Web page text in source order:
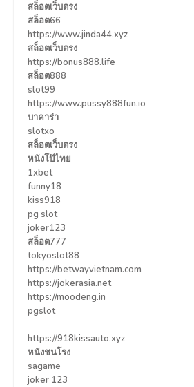
สล็อตเว็บตรง
สล็อต66
https://www.jinda44.xyz
สล็อตเว็บตรง
https://bonus888.life
สล็อต888
slot99
https://www.pussy888fun.io
บาคาร่า
slotxo
สล็อตเว็บตรง
หนังโป๊ไทย
1xbet
funny18
kiss918
pg slot
joker123
สล็อต777
tokyoslot88
https://betwayvietnam.com
https://jokerasia.net
https://moodeng.in
pgslot
https://918kissauto.xyz
หนังชนโรง
sagame
joker 123